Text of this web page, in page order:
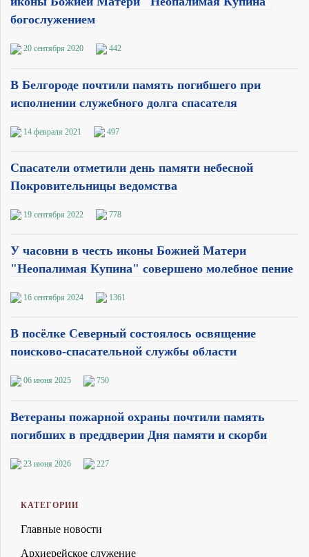
богослужением
20 сентября 2020 442
В Белгороде почтили память погибшего при
исполнении служебного долга спасателя
14 февраля 2021 497
Спасатели отметили день памяти небесной
Покровительницы ведомства
19 сентября 2022 778
У часовни в честь иконы Божией Матери
"Неопалимая Купина" совершено молебное пение
16 сентября 2024 1361
В посёлке Северный состоялось освящение
поисково-спасательной службы области
06 июня 2025 750
Ветераны пожарной охраны почтили память
погибших в преддверии Дня памяти и скорби
23 июня 2026 227
КАТЕГОРИИ
Главные новости
Архиерейское служение